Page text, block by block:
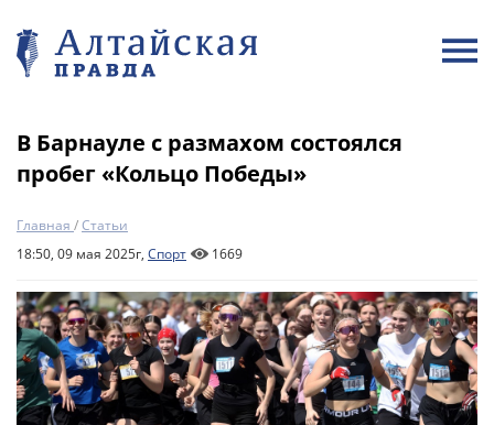
В Барнауле с размахом состоялся
пробег «Кольцо Победы»
Главная /Статьи
18:50, 09 мая 2025г, Спорт 1669